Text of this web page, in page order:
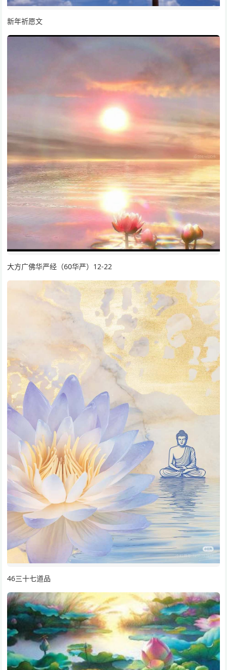
新年祈愿文
大方广佛华严经（60华严）12-22
46三十七道品